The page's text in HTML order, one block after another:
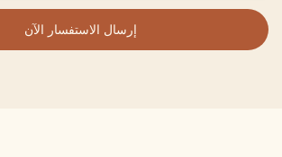
إرسال الاستفسار الآن